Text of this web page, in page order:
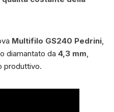
Multifilo GS240 Pedrini,
diamantato da 4,3 mm,
produttivo.